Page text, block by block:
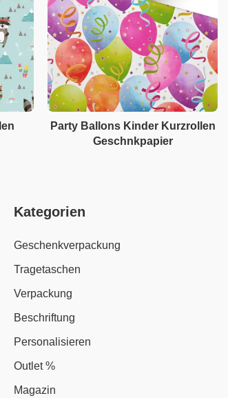
Party Ballons Kinder Kurzrollen
Geschnkpapier
Kategorien
Geschenkverpackung
Tragetaschen
Verpackung
Beschriftung
Personalisieren
Outlet %
Magazin